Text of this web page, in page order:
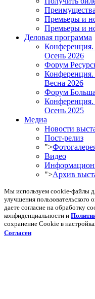
Премьеры и
Премьеры и
Деловая программа
Конференция.
Осень 2026
Форум
Конференция.
Весна 2026
Форум
Конференция.
Осень 2025
Медиа
Новости
Пост-релиз
">
Видео
">Архив
Мы используем cookie-файлы
улучшения пользовательского
даете согласие на обработку
конфиденциальности и
сохранение Cookie в
Согласен